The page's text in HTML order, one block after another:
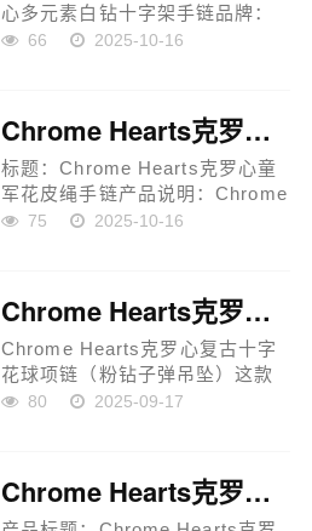
心多元素白钻十字架手链品牌：
Chrome Hearts 克罗心产地： 美
工雕刻、精细抛光、复古做...
66 2025-10-16
Chrome Hearts克罗心童军花皮绳手链
标题：Chrome Hearts克罗心童
军花皮绳手链产品说明：Chrome
Hearts克罗心童军花皮绳手链采
克泰银风格为灵感，融合复古元
素与...
75 2025-10-16
Chrome Hearts克罗心复古十字花球项链
Chrome Hearts克罗心复古十字
花球项链（粉钻子弹吊坠）这款
Chrome Hearts克罗心项链以复
独特视觉效果，彰显个性与工艺
美学...
80 2025-09-17
Chrome Hearts克罗心经典花球方牌项链